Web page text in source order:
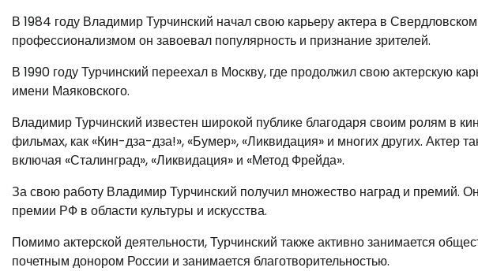
В 1984 году Владимир Турчинский начал свою карьеру актера в
профессионализмом он завоевал популярность и признание зрителей.
В 1990 году Турчинский переехал в Москву, где продолжил свою актерскую
имени Маяковского.
Владимир Турчинский известен широкой публике благодаря своим ролям в
фильмах, как «Кин-дза-дза!», «Бумер», «Ликвидация» и многих других. Актер
включая «Сталинград», «Ликвидация» и «Метод Фрейда».
За свою работу Владимир Турчинский получил множество наград и премий.
премии РФ в области культуры и искусства.
Помимо актерской деятельности, Турчинский также активно занимается
почетным донором России и занимается благотворительностью.